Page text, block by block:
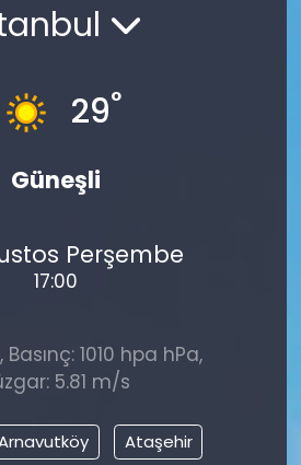
29°
Güneşli
Perşembe
17:00
Basınç: 1010 hpa hPa,
5.81 m/s
Ataşehir